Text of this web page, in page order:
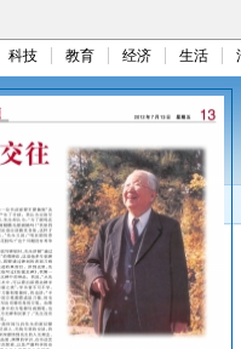
科技 教育 经济 生活